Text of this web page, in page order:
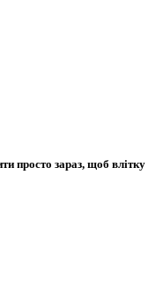
просто зараз, щоб влітку